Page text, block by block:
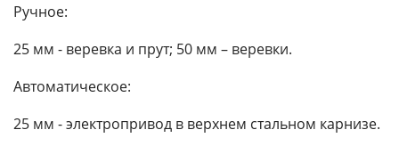
Ручное:
25 мм - веревка и прут; 50 мм – веревки.
Автоматическое:
25 мм - электропривод в верхнем стальном карнизе.